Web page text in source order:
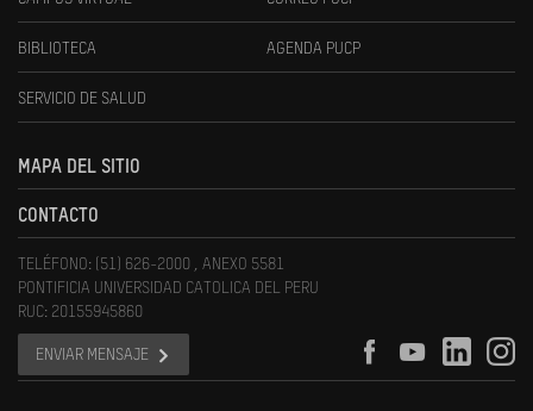
BIBLIOTECA AGENDA PUCP
SERVICIO DE SALUD
MAPA DEL SITIO
CONTACTO
TELÉFONO: (51) 626-2000 , ANEXO 5581
PONTIFICIA UNIVERSIDAD CATOLICA DEL PERU
RUC: 20155945860
ENVIAR MENSAJE